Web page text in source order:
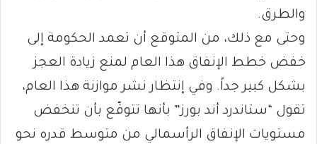
والطرق.
وحتى مع ذلك، من المتوقع أن تعمد الحكومة إلى
خفض خطط الإنفاق هذا العام لمنع زيادة العجز
بشكل كبير جداً. وفي إنتظار نشر موازنة هذا العام،
تقول “ستاندرد أند بورز” بأنها تتوقّع بأن تنخفض
مستويات الإنفاق الرأسمالي من متوسط قدره نحو